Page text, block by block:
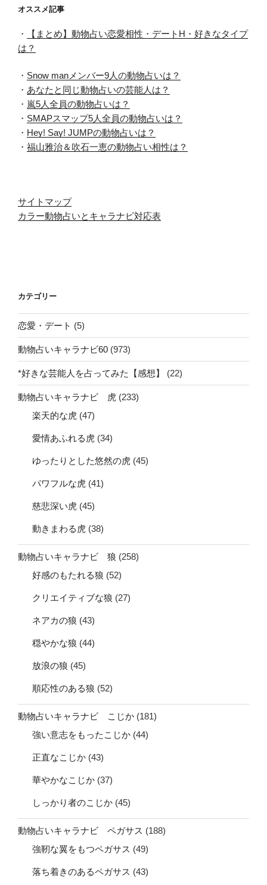
オススメ記事
・
【まとめ】動物占い恋愛相性・デートH・好きなタイプ
は？
・ Snow manメンバー9人の動物占いは？
・ あなたと同じ動物占いの芸能人は？
・ 嵐5人全員の動物占いは？
・ SMAPスマップ5人全員の動物占いは？
・ Hey! Say! JUMPの動物占いは？
・ 福山雅治＆吹石一恵の動物占い相性は？
サイトマップ
カラー動物占いとキャラナビ対応表
カテゴリー
恋愛・デート (5)
動物占いキャラナビ60 (973)
*好きな芸能人を占ってみた【感想】 (22)
動物占いキャラナビ 虎 (233)
楽天的な虎 (47)
愛情あふれる虎 (34)
ゆったりとした悠然の虎 (45)
パワフルな虎 (41)
慈悲深い虎 (45)
動きまわる虎 (38)
動物占いキャラナビ 狼 (258)
好感のもたれる狼 (52)
クリエイティブな狼 (27)
ネアカの狼 (43)
穏やかな狼 (44)
放浪の狼 (45)
順応性のある狼 (52)
動物占いキャラナビ こじか (181)
強い意志をもったこじか (44)
正直なこじか (43)
華やかなこじか (37)
しっかり者のこじか (45)
動物占いキャラナビ ペガサス (188)
強靭な翼をもつペガサス (49)
落ち着きのあるペガサス (43)